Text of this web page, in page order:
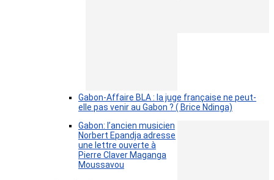
Gabon-Affaire BLA : la juge française ne peut-
elle pas venir au Gabon ? ( Brice Ndinga)
Gabon: l’ancien musicien
Norbert Epandja adresse
une lettre ouverte à
Pierre Claver Maganga
Moussavou